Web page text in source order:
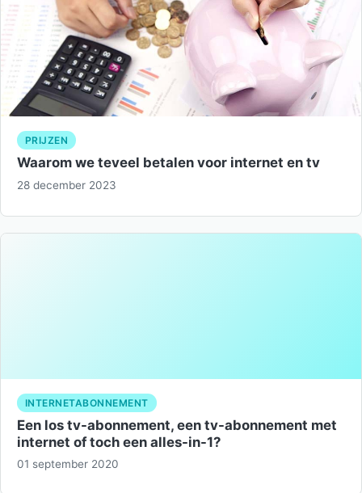
PRIJZEN
Waarom we teveel betalen voor internet en tv
28 december 2023
INTERNETABONNEMENT
Een los tv-abonnement, een tv-abonnement met
internet of toch een alles-in-1?
01 september 2020